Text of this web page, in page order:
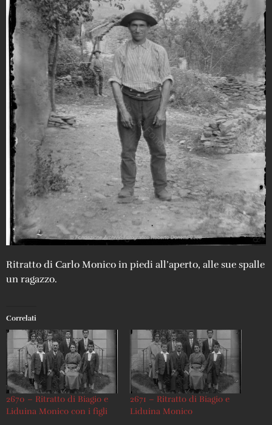
Ritratto di Carlo Monico in piedi all’aperto, alle sue spalle
un ragazzo.
Correlati
2670 – Ritratto di Biagio e
Liduina Monico con i figli
2671 – Ritratto di Biagio e
Liduina Monico